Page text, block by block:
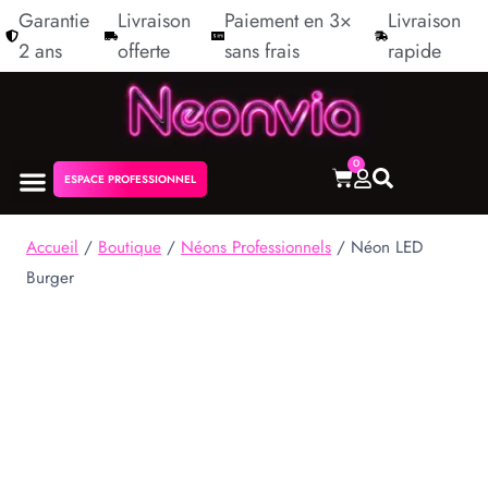
Garantie
2 ans
Livraison
offerte
Paiement en 3×
sans frais
Livraison
rapide
ESPACE PROFESSIONNEL
0
Accueil / Boutique / Néons Professionnels / Néon LED
Burger